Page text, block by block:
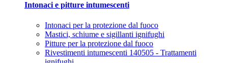
Intonaci e pitture intumescenti
Intonaci per la protezione dal fuoco
Mastici, schiume e sigillanti ignifughi
Pitture per la protezione dal fuoco
Rivestimenti intumescenti 140505 - Trattamenti